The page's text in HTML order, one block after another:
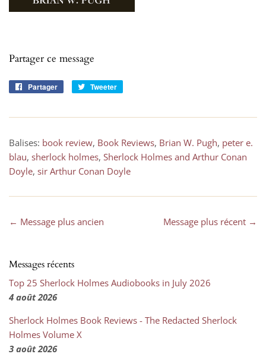
Partager ce message
Partager
PartagerTweeter
Balises: book review, Book Reviews, Brian W. Pugh, peter e.
blau, sherlock holmes, Sherlock Holmes and Arthur Conan
Doyle, sir Arthur Conan Doyle
← Message plus ancien Message plus récent →
Messages récents
Top 25 Sherlock Holmes Audiobooks in July 2026
4 août 2026
Sherlock Holmes Book Reviews - The Redacted Sherlock
Holmes Volume X
3 août 2026